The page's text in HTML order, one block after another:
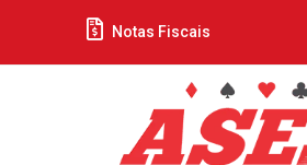
Notas Fiscais